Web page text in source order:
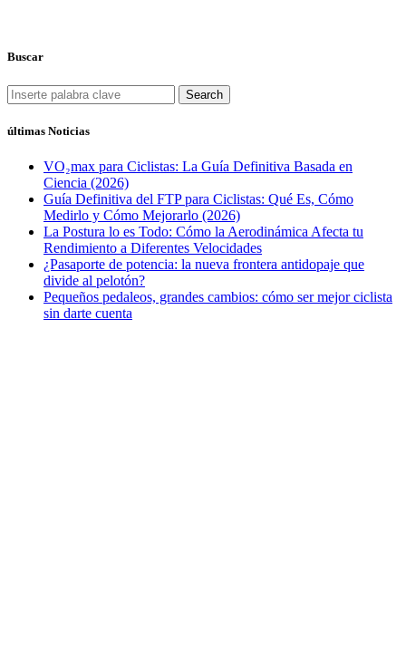
Buscar
Search
últimas Noticias
VO₂max para Ciclistas: La Guía Definitiva Basada en
Ciencia (2026)
Guía Definitiva del FTP para Ciclistas: Qué Es, Cómo
Medirlo y Cómo Mejorarlo (2026)
La Postura lo es Todo: Cómo la Aerodinámica Afecta tu
Rendimiento a Diferentes Velocidades
¿Pasaporte de potencia: la nueva frontera antidopaje que
divide al pelotón?
Pequeños pedaleos, grandes cambios: cómo ser mejor ciclista
sin darte cuenta